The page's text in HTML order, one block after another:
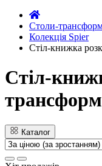
Столи-
Колекція Spier
Стіл-книжка
Стіл-
Каталог